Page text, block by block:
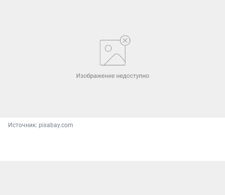
Источник: pixabay.com